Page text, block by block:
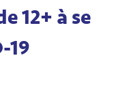
12+ à se
19